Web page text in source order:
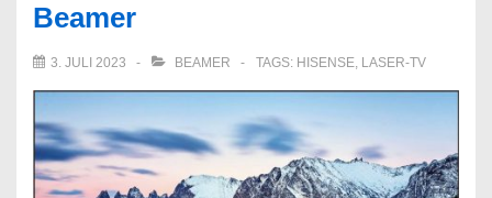
Beamer
3. JULI 2023 BEAMER TAGS: HISENSE, LASER-TV